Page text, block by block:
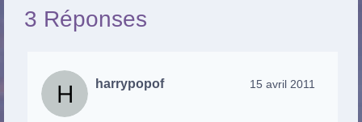
3 Réponses
harrypopof 15 avril 2011